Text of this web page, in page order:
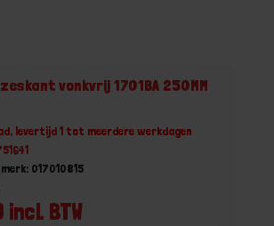
vonkvrij 1701BA 250MM
levertijd 1 tot meerdere werkdagen
017010815
BTW